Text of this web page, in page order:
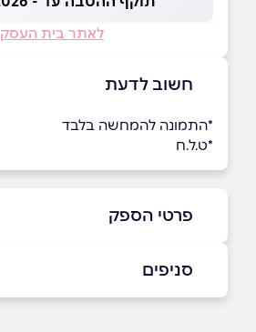
לאתר בית העסק
חשוב לדעת
*התמונה להמחשה בלבד
*ט.ל.ח
פרטי הספק
באתר בפייסבוק
סניפים